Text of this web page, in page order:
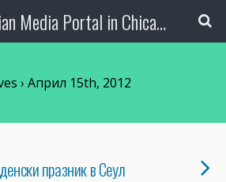
The Bulgarian Media Portal in Chicago
› Април 15th, 2012
празник в Сеул